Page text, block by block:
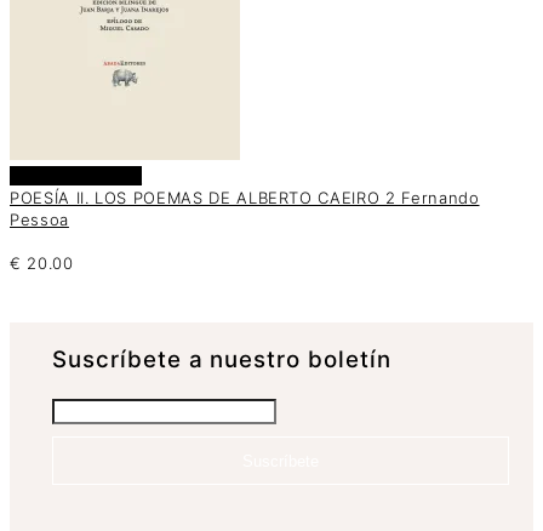
POESÍA II. LOS POEMAS DE ALBERTO CAEIRO 2 Fernando
Pessoa
€ 20.00
Suscrí­bete a nuestro boletín